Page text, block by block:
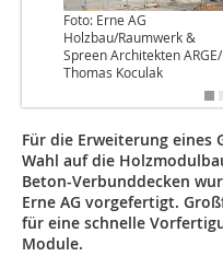
Foto: Erne AG
Holzbau/Raumwerk &
Spreen Architekten ARGE/
Thomas Koculak
Für die Erweiterung eines
Wahl auf die
Beton-Verbunddecken
Erne AG vorgefertigt.
für eine schnelle
Module.